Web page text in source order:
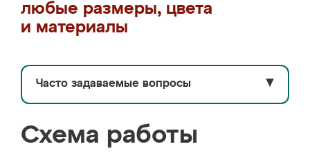
любые размеры, цвета
и материалы
Часто задаваемые вопросы ▼
Схема работы